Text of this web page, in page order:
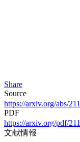
Share
Source
https://arxiv.org/abs/
PDF
https://arxiv.org/pdf/
文献情報